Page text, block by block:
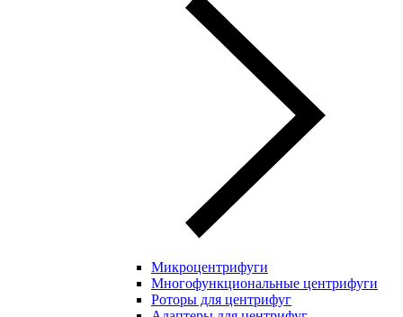
Микроцентрифуги
Многофункциональные центрифуги
Роторы для центрифуг